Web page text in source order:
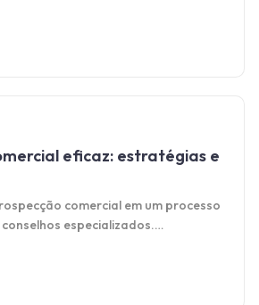
eficaz: estratégias e
comercial em um processo
especializados.